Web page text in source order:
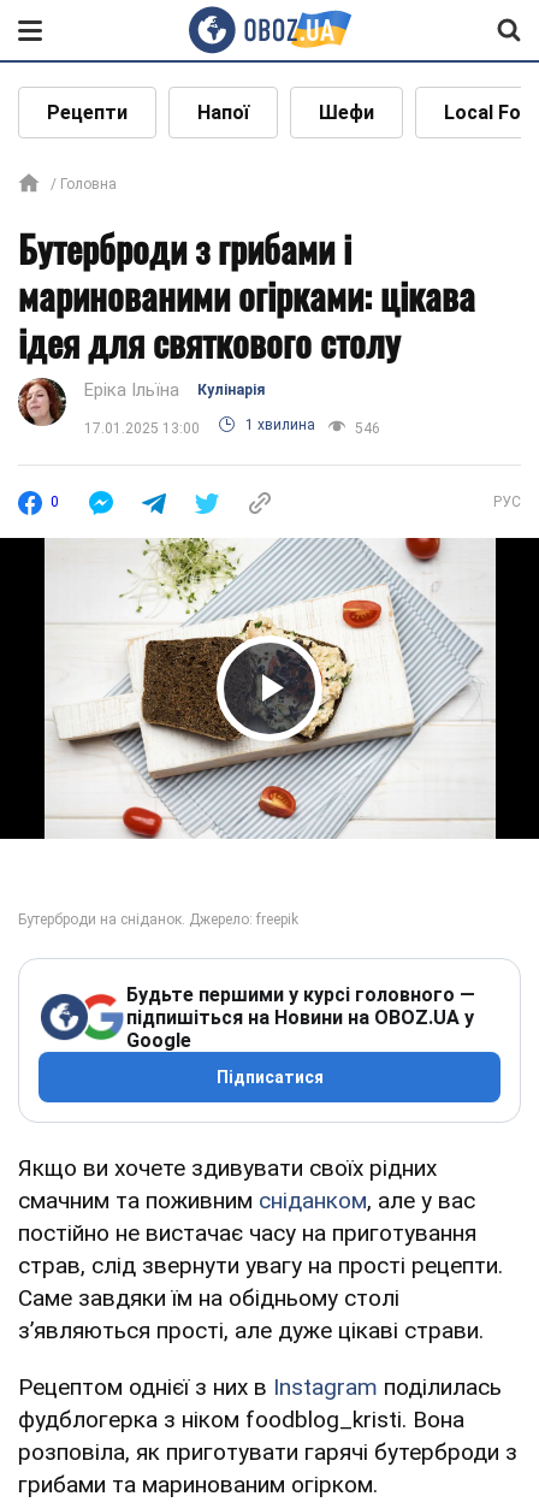
Рецепти Напої Шефи Local
Головна
Бутерброди з грибами і
маринованими огірками: цікава
ідея для святкового столу
Еріка Ільїна Кулінарія
17.01.2025 13:00 1 хвилина 546
0 РУС
Play Video
Будьте першими у курсі головного —
підпишіться на Новини на OBOZ.UA у
Google
Підписатися
Якщо ви хочете здивувати своїх рідних
смачним та поживним сніданком, але у вас
постійно не вистачає часу на приготування
страв, слід звернути увагу на прості рецепти.
Саме завдяки їм на обідньому столі
з’являються прості, але дуже цікаві страви.
Рецептом однієї з них в Instagram поділилась
фудблогерка з ніком foodblog_kristi. Вона
розповіла, як приготувати гарячі бутерброди з
грибами та маринованим огірком.